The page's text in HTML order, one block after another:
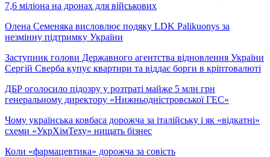
7,6 міліона на дронах для військових
Олена Семеняка висловлює подяку LDK Palikuonys за
незмінну підтримку України
Заступник голови Державного агентства відновлення України
Сергій Сверба купує квартири та віддає борги в кріптовалюті
ДБР оголосило підозру у розтраті майже 5 млн грн
генеральному директору «Нижньодністровської ГЕС»
Чому українська ковбаса дорожча за італійську і як «відкатні»
схеми «УкрХімТеху» нищать бізнес
Коли «фармацевтика» дорожча за совість